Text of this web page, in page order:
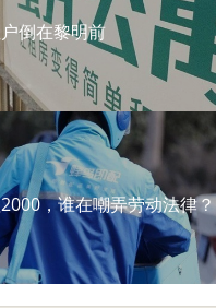
倒在黎明前
，谁在嘲弄劳动法律？